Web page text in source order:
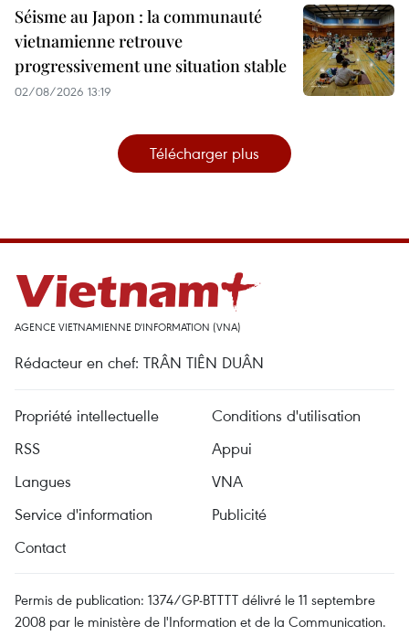
Séisme au Japon : la communauté
vietnamienne retrouve
progressivement une situation stable
02/08/2026 13:19
Télécharger plus
AGENCE VIETNAMIENNE D'INFORMATION (VNA)
Rédacteur en chef: TRÂN TIÊN DUÂN
Propriété intellectuelle
Conditions d'utilisation
RSS
Appui
Langues
VNA
Service d'information
Publicité
Contact
Permis de publication: 1374/GP-BTTTT délivré le 11 septembre
2008 par le ministère de l'Information et de la Communication.